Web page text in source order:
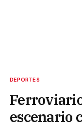
DEPORTES
escenario